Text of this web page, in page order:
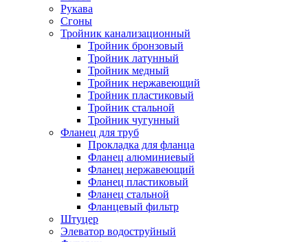
Рукава
Сгоны
Тройник канализационный
Тройник бронзовый
Тройник латунный
Тройник медный
Тройник нержавеющий
Тройник пластиковый
Тройник стальной
Тройник чугунный
Фланец для труб
Прокладка для фланца
Фланец алюминиевый
Фланец нержавеющий
Фланец пластиковый
Фланец стальной
Фланцевый фильтр
Штуцер
Элеватор водоструйный